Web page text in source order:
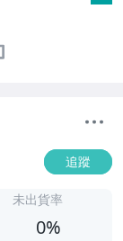
追蹤
未出貨率
0%